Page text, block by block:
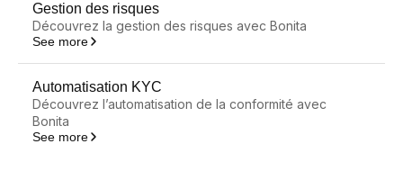
Gestion des risques
Découvrez la gestion des risques avec Bonita
See more
Automatisation KYC
Découvrez l’automatisation de la conformité avec
Bonita
See more